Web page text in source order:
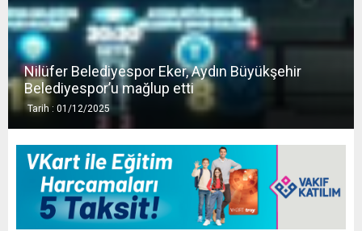
M
A
R
Nilüfer Belediyespor Eker, Aydın Büyükşehir
Belediyespor’u mağlup etti
Tarih : 01/12/2025